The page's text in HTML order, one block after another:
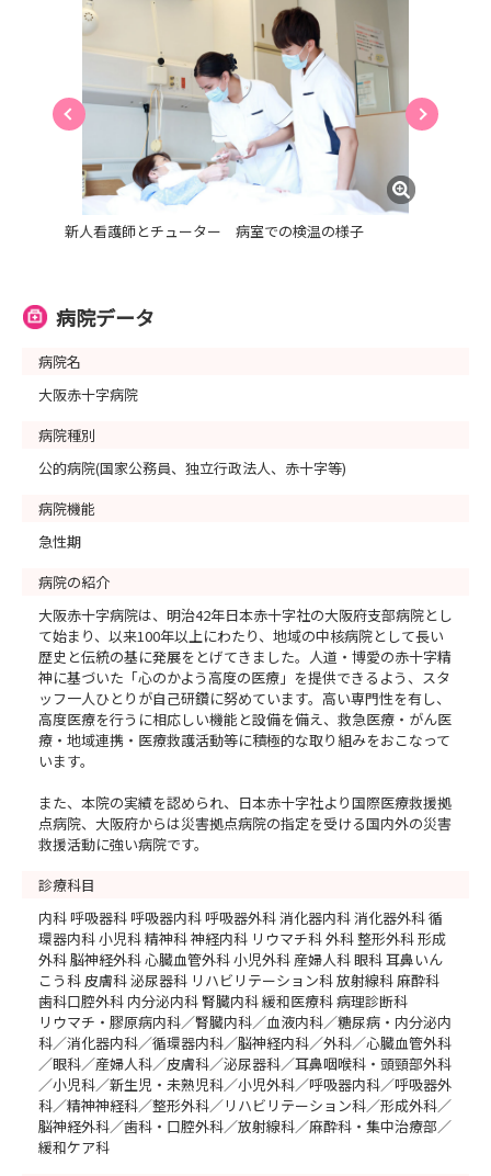
新人看護師とチューター 病室での検温の様子
病院データ
病院名
大阪赤十字病院
病院種別
公的病院(国家公務員、独立行政法人、赤十字等)
病院機能
急性期
病院の紹介
大阪赤十字病院は、明治42年日本赤十字社の大阪府支部病院とし
て始まり、以来100年以上にわたり、地域の中核病院として長い
歴史と伝統の基に発展をとげてきました。人道・博愛の赤十字精
神に基づいた「心のかよう高度の医療」を提供できるよう、スタ
ッフ一人ひとりが自己研鑽に努めています。高い専門性を有し、
高度医療を行うに相応しい機能と設備を備え、救急医療・がん医
療・地域連携・医療救護活動等に積極的な取り組みをおこなって
います。
また、本院の実績を認められ、日本赤十字社より国際医療救援拠
点病院、大阪府からは災害拠点病院の指定を受ける国内外の災害
救援活動に強い病院です。
診療科目
内科 呼吸器科 呼吸器内科 呼吸器外科 消化器内科 消化器外科 循
環器内科 小児科 精神科 神経内科 リウマチ科 外科 整形外科 形成
外科 脳神経外科 心臓血管外科 小児外科 産婦人科 眼科 耳鼻いん
こう科 皮膚科 泌尿器科 リハビリテーション科 放射線科 麻酔科
歯科口腔外科 内分泌内科 腎臓内科 緩和医療科 病理診断科
リウマチ・膠原病内科／腎臓内科／血液内科／糖尿病・内分泌内
科／消化器内科／循環器内科／脳神経内科／外科／心臓血管外科
／眼科／産婦人科／皮膚科／泌尿器科／耳鼻咽喉科・頭頸部外科
／小児科／新生児・未熟児科／小児外科／呼吸器内科／呼吸器外
科／精神神経科／整形外科／リハビリテーション科／形成外科／
脳神経外科／歯科・口腔外科／放射線科／麻酔科・集中治療部／
緩和ケア科